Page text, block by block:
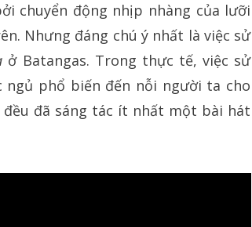
chuyển động nhịp nhàng của lưỡi
Nhưng đáng chú ý nhất là việc sử
ở Batangas. Trong thực tế, việc sử
phổ biến đến nỗi người ta cho
đã sáng tác ít nhất một bài hát